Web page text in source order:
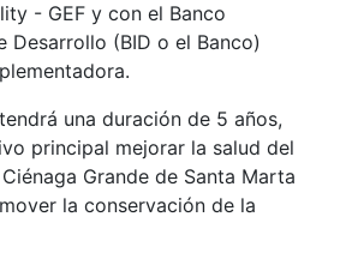
- GEF y con el Banco
Desarrollo (BID o el Banco)
una duración de 5 años,
principal mejorar la salud del
Grande de Santa Marta
la conservación de la